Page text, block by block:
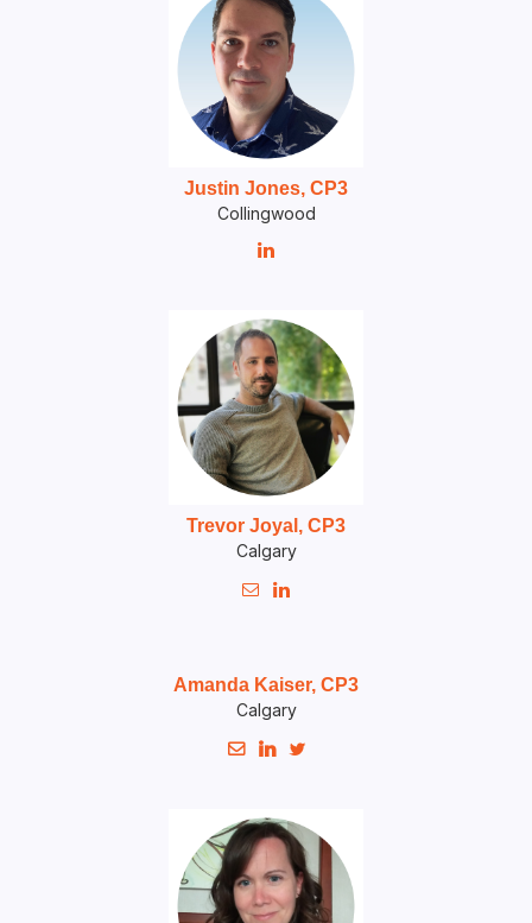
Justin Jones, CP3
Collingwood

Trevor Joyal, CP3
Calgary
 
Amanda Kaiser, CP3
Calgary
  